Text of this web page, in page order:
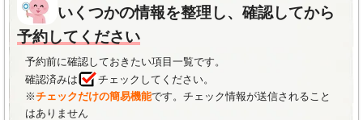
《公式サイト》
わりのある脱毛を実現！
SHR脱毛・IPL脱毛の脱毛効果を高めるための
STスーパージェルの3つのアタックによる施術
方法を採用。お肌をいたわりながら、毛包・メ
ラニンにも同時にアプローチを行っています。
肌もデザインする時代。30年というキャリアを
積み上げて築いた歴史と信頼ある脱毛機メーカ
ーがプロデュースなので安い価格を実現！最新
の脱毛機で「効果」に自信ありの脱毛サロンで
す。
いくつかの情報を整理し、確認してから
予約してください
予約前に確認しておきたい項目一覧です。
確認済みは
チェックしてください。
※チェックだけの簡易機能です。チェック情報が送信されること
はありません